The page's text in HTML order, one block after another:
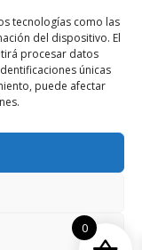
tecnologías como las
del dispositivo. El
procesar datos
únicas
puede afectar
y optimizar el
WEAR
0